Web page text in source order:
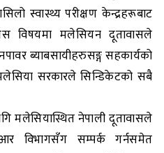
स्वास्थ्य परीक्षण केन्द्रहरूबाट
विषयमा मलेसियन दूतावासले
ब्याबसायीहरुसङ्ग सहकार्यको
सरकारले सिन्डिकेटको सबै
मलेसियास्थित नेपाली दूतावासले
विभागसँग सम्पर्क गर्नसमेत